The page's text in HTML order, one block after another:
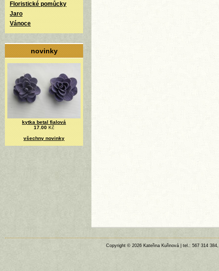
Floristické pomůcky
Jaro
Vánoce
novinky
kytka betal fialová
17.00 Kč
všechny novinky
Copyright © 2026 Kateřina Kuřinová | tel.: 567 314